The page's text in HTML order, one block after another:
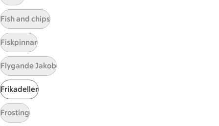
Sidfot
Start
Få snabbt svar
Fish and chips
Fiskpinnar
Flygande Jakob
Frikadeller
Frosting